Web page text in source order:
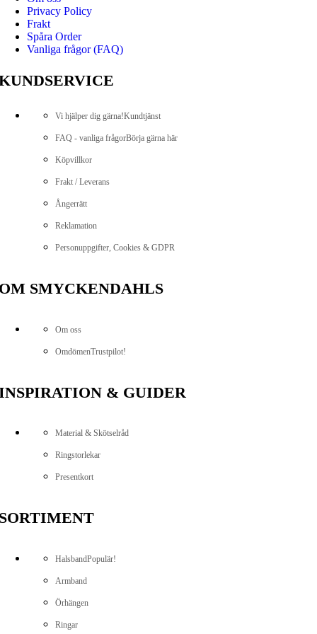
Privacy Policy
Frakt
Spåra Order
Vanliga frågor (FAQ)
Vi hjälper dig gärna!Kundtjänst
FAQ - vanliga frågorBörja gärna här
Köpvillkor
Frakt / Leverans
Ångerrätt
Reklamation
Personuppgifter, Cookies & GDPR
SMYCKENDAHLS
Om oss
OmdömenTrustpilot!
& GUIDER
Material & Skötselråd
Ringstorlekar
Presentkort
HalsbandPopulär!
Armband
Örhängen
Ringar